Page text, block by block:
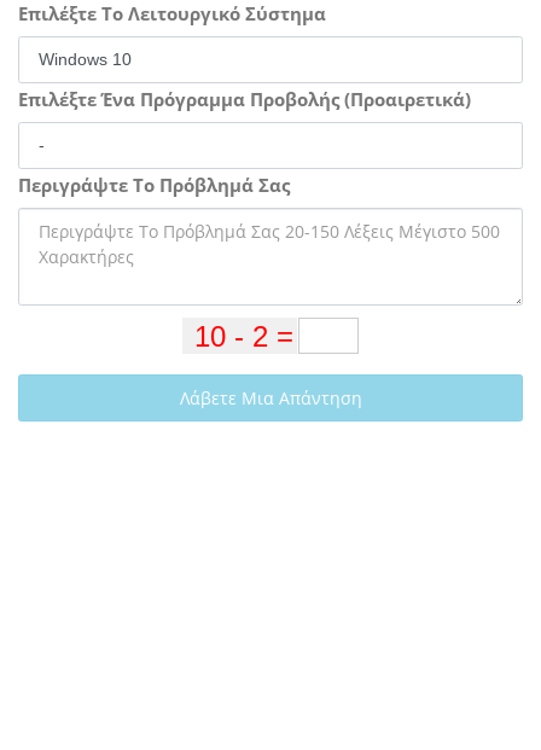
Επιλέξτε Το Λειτουργικό Σύστημα
Επιλέξτε Ένα Πρόγραμμα Προβολής (Προαιρετικά)
Περιγράψτε Το Πρόβλημά Σας
Λάβετε Μια Απάντηση